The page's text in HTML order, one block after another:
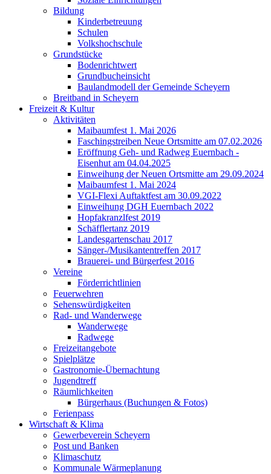
Bildung
Kinderbetreuung
Schulen
Volkshochschule
Grundstücke
Bodenrichtwert
Grundbucheinsicht
Baulandmodell der Gemeinde Scheyern
Breitband in Scheyern
Freizeit & Kultur
Aktivitäten
Maibaumfest 1. Mai 2026
Faschingstreiben Neue Ortsmitte am 07.02.2026
Eröffnung Geh- und Radweg Euernbach -
Eisenhut am 04.04.2025
Einweihung der Neuen Ortsmitte am 29.09.2024
Maibaumfest 1. Mai 2024
VGI-Flexi Auftaktfest am 30.09.2022
Einweihung DGH Euernbach 2022
Hopfakranzlfest 2019
Schäfflertanz 2019
Landesgartenschau 2017
Sänger-/Musikantentreffen 2017
Brauerei- und Bürgerfest 2016
Vereine
Förderrichtlinien
Feuerwehren
Sehenswürdigkeiten
Rad- und Wanderwege
Wanderwege
Radwege
Freizeitangebote
Spielplätze
Gastronomie-Übernachtung
Jugendtreff
Räumlichkeiten
Bürgerhaus (Buchungen & Fotos)
Ferienpass
Wirtschaft & Klima
Gewerbeverein Scheyern
Post und Banken
Klimaschutz
Kommunale Wärmeplanung